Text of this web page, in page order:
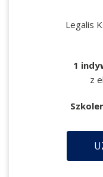
Legalis
1
z